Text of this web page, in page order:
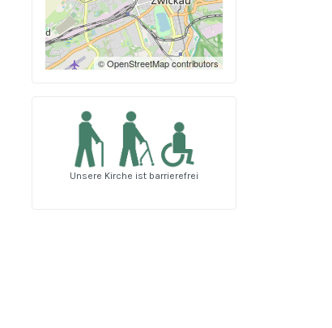
© OpenStreetMap contributors
Unsere Kirche ist barrierefrei